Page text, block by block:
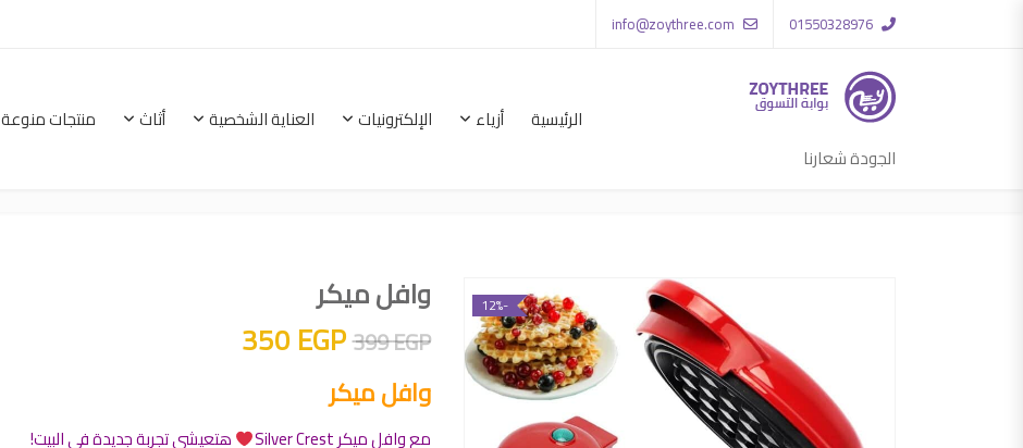
01550328976
info@zoythree.com
الجودة شعارنا
الرئيسية أزياء الإلكترونيات العناية الشخصية أثاث منتجات منوعة
-12% وافل ميكر
399EGP السعر الأصلي هو: 399 EGP.
350EGP
وافل ميكر
مع وافل ميكر Silver Crest
هتعيشي تجربة جديدة في البيت!